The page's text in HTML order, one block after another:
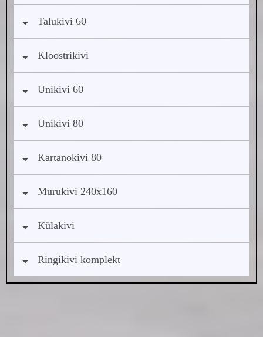
Talukivi 60
Kloostrikivi
Unikivi 60
Unikivi 80
Kartanokivi 80
Murukivi 240x160
Külakivi
Ringikivi komplekt